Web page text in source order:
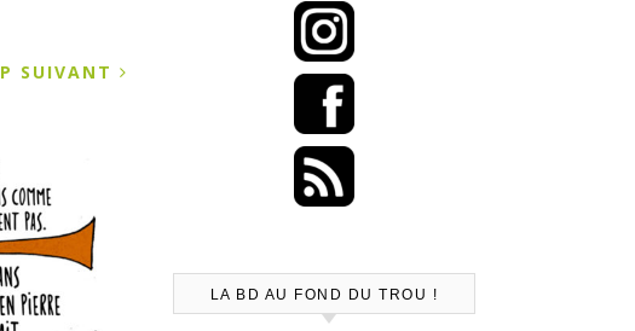
SUIVANT
LA BD AU FOND DU TROU !